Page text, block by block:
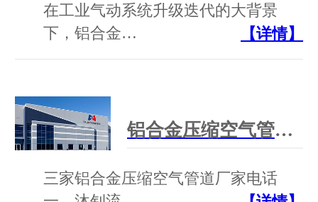
在工业气动系统升级迭代的大背景
下，铝合金…
【详情】
铝合金压缩空气管道厂家电话
三家铝合金压缩空气管道厂家电话